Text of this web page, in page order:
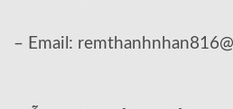
– Email: